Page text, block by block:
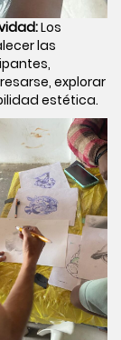
Los
las
explorar
estética.